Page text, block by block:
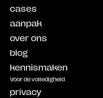
cases
aanpak
over ons
blog
kennismaken
Voor de volledigheid
privacy